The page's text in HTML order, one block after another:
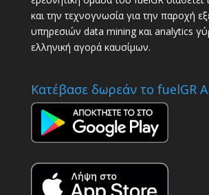
και την τεχνογνωσία για την παροχή
υπηρεσιών data mining και analytics
ελληνική αγορά καυσίμων.
Κατέβασε δωρεάν το fuelGR